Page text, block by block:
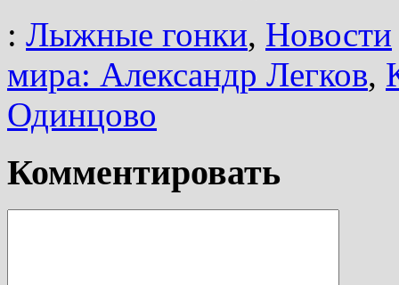
: Лыжные гонки, Новости
мира: Александр Легков,
Одинцово
Комментировать